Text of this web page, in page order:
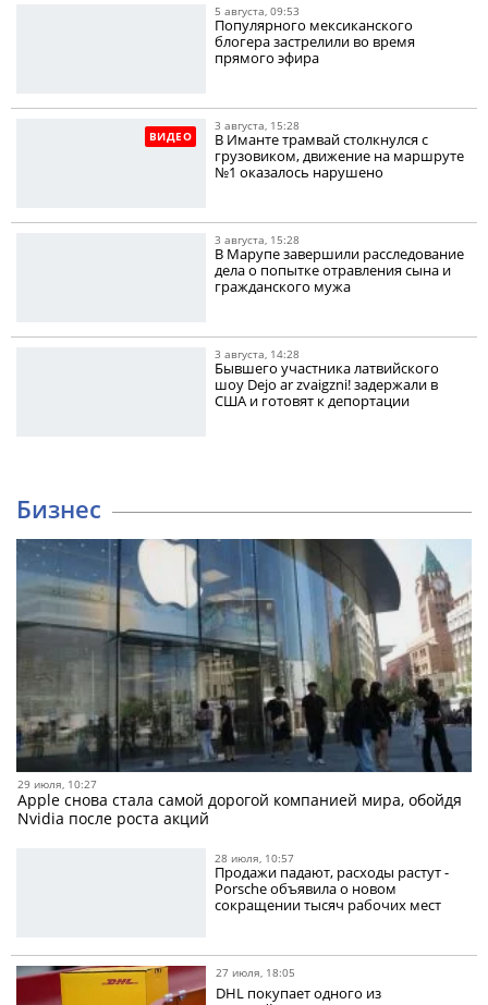
5 августа, 09:53
Популярного мексиканского
блогера застрелили во время
прямого эфира
ВИДЕО
3 августа, 15:28
В Иманте трамвай столкнулся с
грузовиком, движение на маршруте
№1 оказалось нарушено
3 августа, 15:28
В Марупе завершили расследование
дела о попытке отравления сына и
гражданского мужа
3 августа, 14:28
Бывшего участника латвийского
шоу Dejo ar zvaigzni! задержали в
США и готовят к депортации
Бизнес
29 июля, 10:27
Apple снова стала самой дорогой компанией мира, обойдя
Nvidia после роста акций
28 июля, 10:57
Продажи падают, расходы растут -
Porsche объявила о новом
сокращении тысяч рабочих мест
27 июля, 18:05
DHL покупает одного из